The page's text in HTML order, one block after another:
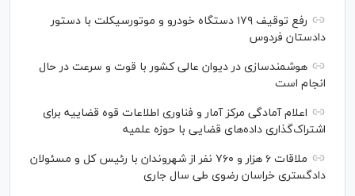
رفع توقیف ۱۷۹ دستگاه خودرو و موتورسیکلت با دستور
دادستان فردوس
هوشمندسازی در دیوان عالی کشور با قوت و سرعت در حال
انجام است
اعلام آمادگی مرکز آمار و فناوری اطلاعات قوه قضاییه برای
اشتراک‌گذاری داده‌های قضایی با حوزه علمیه
ملاقات ۶ هزار و ۷۶۰ نفر از شهروندان با رئیس کل و مسئولان
دادگستری خراسان رضوی طی سال جاری